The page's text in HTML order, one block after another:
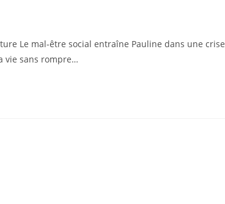
Le mal-être social entraîne Pauline dans une crise
vie sans rompre…